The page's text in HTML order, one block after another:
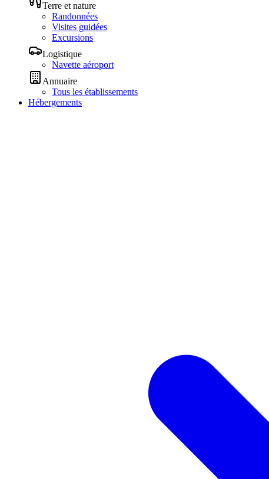
Terre et nature
Randonnées
Visites guidées
Excursions
Logistique
Navette aéroport
Annuaire
Tous les établissements
Hébergements